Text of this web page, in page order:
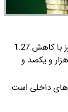
قیمت تتر امروز با کاهش 1.27
یک هزار و یکصد و
داخلی است.